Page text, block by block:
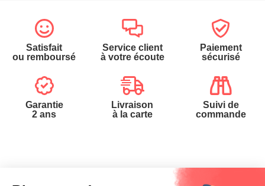
Satisfait
ou remboursé
Service client
à votre écoute
Paiement
sécurisé
Garantie
2 ans
Livraison
à la carte
Suivi de
commande
Contactez-nous